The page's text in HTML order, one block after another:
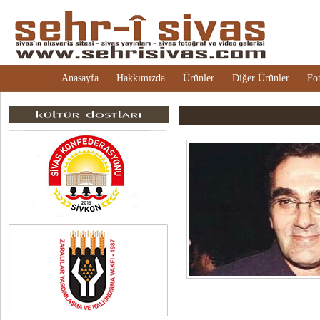
Anasayfa Hakkımızda Ürünler Diğer Ürünler